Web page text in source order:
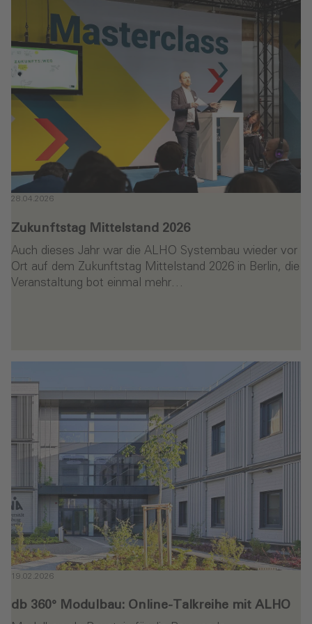
28.04.2026
Zukunftstag Mittelstand 2026
Auch dieses Jahr war die ALHO Systembau wieder vor
Ort auf dem Zukunftstag Mittelstand 2026 in Berlin, die
Veranstaltung bot einmal mehr…
19.02.2026
db 360° Modulbau: Online-Talkreihe mit ALHO